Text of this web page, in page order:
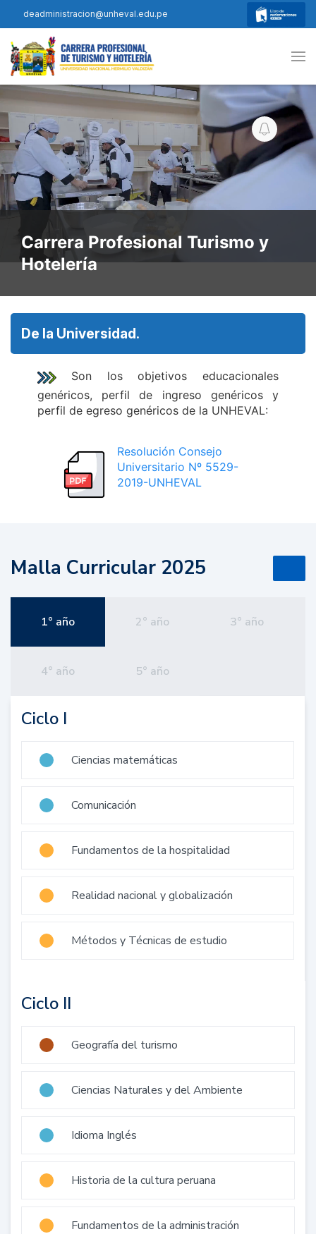
deadministracion@unheval.edu.pe
Carrera Profesional Turismo y
Hotelería
De la Universidad.
Son los objetivos educacionales
genéricos, perfil de ingreso genéricos y
perfil de egreso genéricos de la UNHEVAL:
Resolución Consejo
Universitario Nº 5529-
2019-UNHEVAL
Malla Curricular 2025
1° año 2° año 3° año
4° año 5° año
Ciclo I
Ciencias matemáticas
Comunicación
Fundamentos de la hospitalidad
Realidad nacional y globalización
Métodos y Técnicas de estudio
Ciclo II
Geografía del turismo
Ciencias Naturales y del Ambiente
Idioma Inglés
Historia de la cultura peruana
Fundamentos de la administración